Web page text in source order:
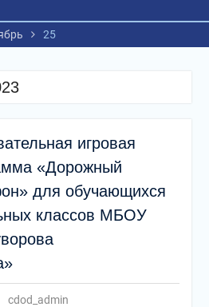
25
игровая
«Дорожный
для обучающихся
классов МБОУ
cdod_admin